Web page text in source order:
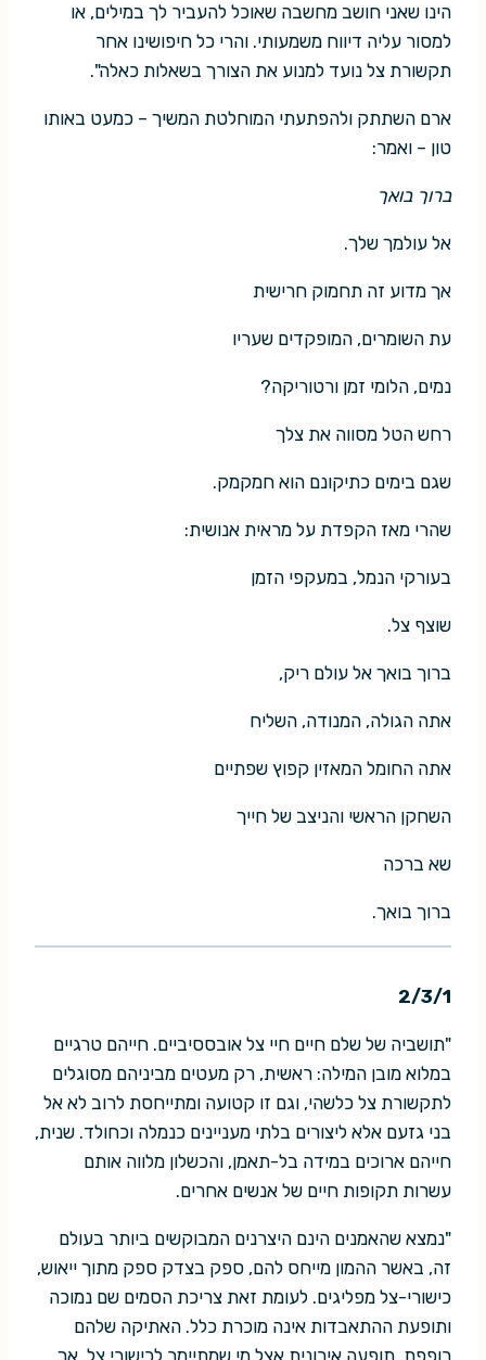
הינו שאני חושב מחשבה שאוכל להעביר לך במילים, או
למסור עליה דיווח משמעותי. והרי כל חיפושינו אחר
תקשורת צל נועד למנוע את הצורך בשאלות כאלה".
ארם השתתק ולהפתעתי המוחלטת המשיך – כמעט באותו
טון – ואמר:
ברוך בואך
אל עולמך שלך.
אך מדוע זה תחמוק חרישית
עת השומרים, המופקדים שעריו
נמים, הלומי זמן ורטוריקה?
רחש הטל מסווה את צלך
שגם בימים כתיקונם הוא חמקמק.
שהרי מאז הקפדת על מראית אנושית:
בעורקי הנמל, במעקפי הזמן
שוצף צל.
ברוך בואך אל עולם ריק,
אתה הגולה, המנודה, השליח
אתה החומל המאזין קפוץ שפתיים
השחקן הראשי והניצב של חייך
שא ברכה
ברוך בואך.
2/3/1
"תושביה של שלם חיים חיי צל אובססיביים. חייהם טרגיים
במלוא מובן המילה: ראשית, רק מעטים מביניהם מסוגלים
לתקשורת צל כלשהי, וגם זו קטועה ומתייחסת לרוב לא אל
בני גזעם אלא ליצורים בלתי מעניינים כנמלה וכחולד. שנית,
חייהם ארוכים במידה בל-תאמן, והכשלון מלווה אותם
עשרות תקופות חיים של אנשים אחרים.
"נמצא שהאמנים הינם היצרנים המבוקשים ביותר בעולם
זה, באשר ההמון מייחס להם, ספק בצדק ספק מתוך ייאוש,
כישורי-צל מפליגים. לעומת זאת צריכת הסמים שם נמוכה
ותופעת ההתאבדות אינה מוכרת כלל. האתיקה שלהם